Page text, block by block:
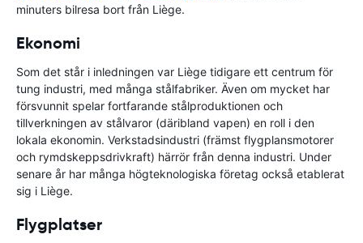
minuters bilresa bort från Liège.
Ekonomi
Som det står i inledningen var Liège tidigare ett centrum för
tung industri, med många stålfabriker. Även om mycket har
försvunnit spelar fortfarande stålproduktionen och
tillverkningen av stålvaror (däribland vapen) en roll i den
lokala ekonomin. Verkstadsindustri (främst flygplansmotorer
och rymdskeppsdrivkraft) härrör från denna industri. Under
senare år har många högteknologiska företag också etablerat
sig i Liège.
Flygplatser